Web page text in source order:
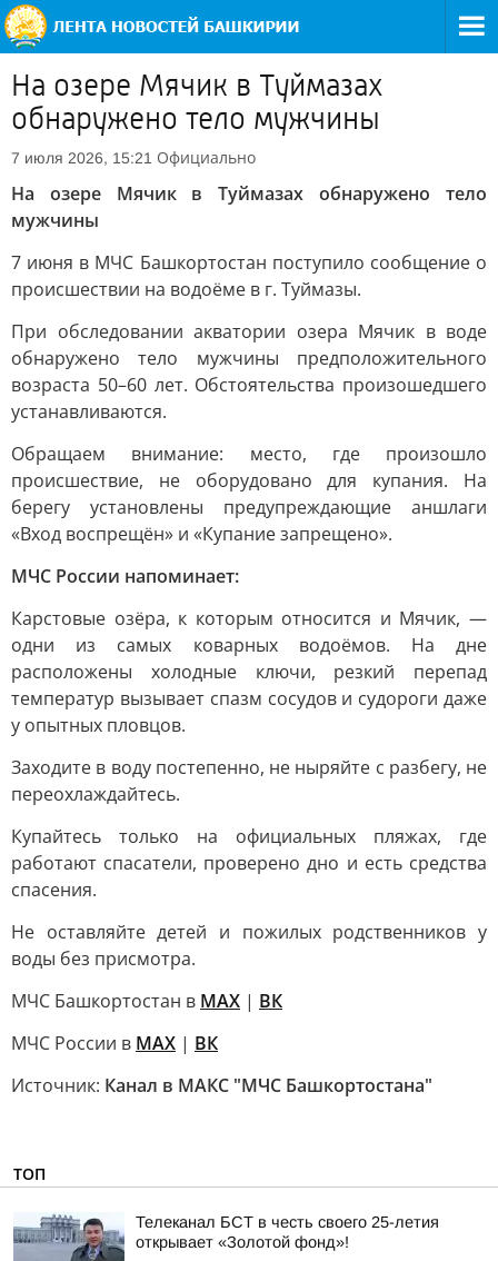
На озере Мячик в Туймазах
обнаружено тело мужчины
7 июля 2026, 15:21 Официально
На озере Мячик в Туймазах обнаружено тело
мужчины
7 июня в МЧС Башкортостан поступило сообщение о
происшествии на водоёме в г. Туймазы.
При обследовании акватории озера Мячик в воде
обнаружено тело мужчины предположительного
возраста 50–60 лет. Обстоятельства произошедшего
устанавливаются.
Обращаем внимание: место, где произошло
происшествие, не оборудовано для купания. На
берегу установлены предупреждающие аншлаги
«Вход воспрещён» и «Купание запрещено».
МЧС России напоминает:
Карстовые озёра, к которым относится и Мячик, —
одни из самых коварных водоёмов. На дне
расположены холодные ключи, резкий перепад
температур вызывает спазм сосудов и судороги даже
у опытных пловцов.
Заходите в воду постепенно, не ныряйте с разбегу, не
переохлаждайтесь.
Купайтесь только на официальных пляжах, где
работают спасатели, проверено дно и есть средства
спасения.
Не оставляйте детей и пожилых родственников у
воды без присмотра.
МЧС Башкортостан в МАХ | ВК
МЧС России в MAX | ВК
Источник: Канал в МАКС "МЧС Башкортостана"
ТОП
Телеканал БСТ в честь своего 25-летия
открывает «Золотой фонд»!